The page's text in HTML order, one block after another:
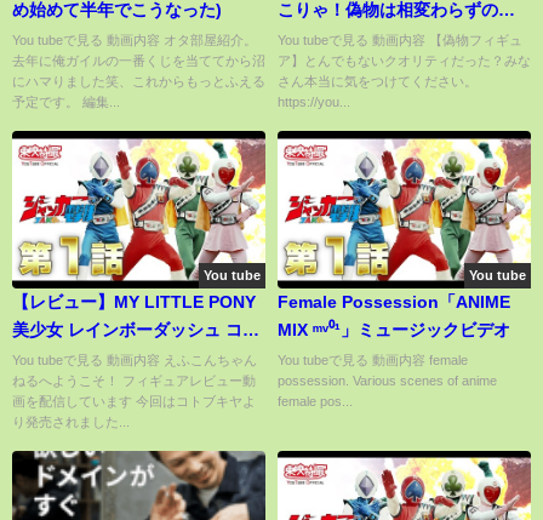
め始めて半年でこうなった)
You tubeで見る 動画内容 オタ部屋紹介。
去年に俺ガイルの一番くじを当ててから沼
にハマりました笑、これからもっとふえる
予定です。 編集...
こりゃ！偽物は相変わらずのク
オリティでした。
You tubeで見る 動画内容 【偽物フィギュ
ア】とんでもないクオリティだった？みな
さん本当に気をつけてください。
https://you...
You tube
【レビュー】MY LITTLE PONY
美少女 レインボーダッシュ コト
ブキヤ
You tubeで見る 動画内容 えふこんちゃん
ねるへようこそ！ フィギュアレビュー動
画を配信しています 今回はコトブキヤよ
り発売されました...
You tube
Female Possession「ANIME
MIX ᵐᵛ⁰¹」ミュージックビデオ
You tubeで見る 動画内容 female
possession. Various scenes of anime
female pos...